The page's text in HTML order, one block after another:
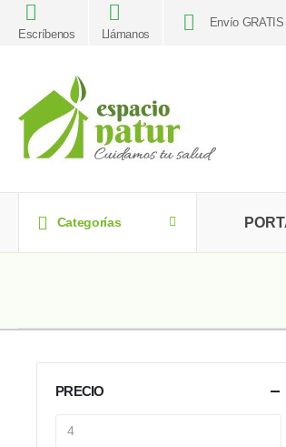
Escríbenos Llámanos
Envío
Categorías
PRECIO